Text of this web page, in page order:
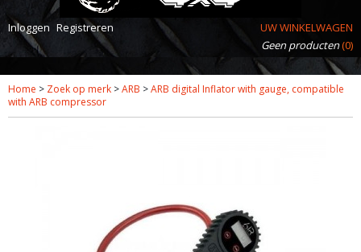
Inloggen Registreren
UW WINKELWAGEN
Geen producten(0)
Home > Zoek op merk >ARB >ARB digital Inflator with gauge, compatible
with ARB compressor